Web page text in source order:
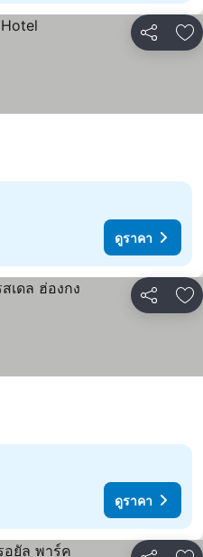
แชร์ เ
ดูราคา
แชร์ เ
ดูราคา